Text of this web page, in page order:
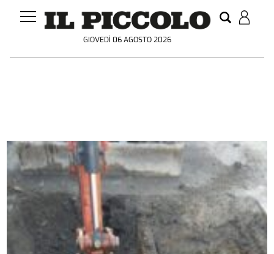
GIOVEDÌ 06 AGOSTO 2026